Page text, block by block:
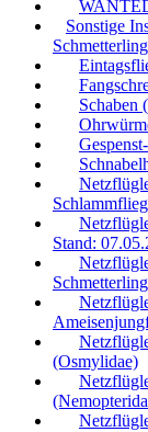
Sonstige
Schaben
Stand:
(Osmylidae)